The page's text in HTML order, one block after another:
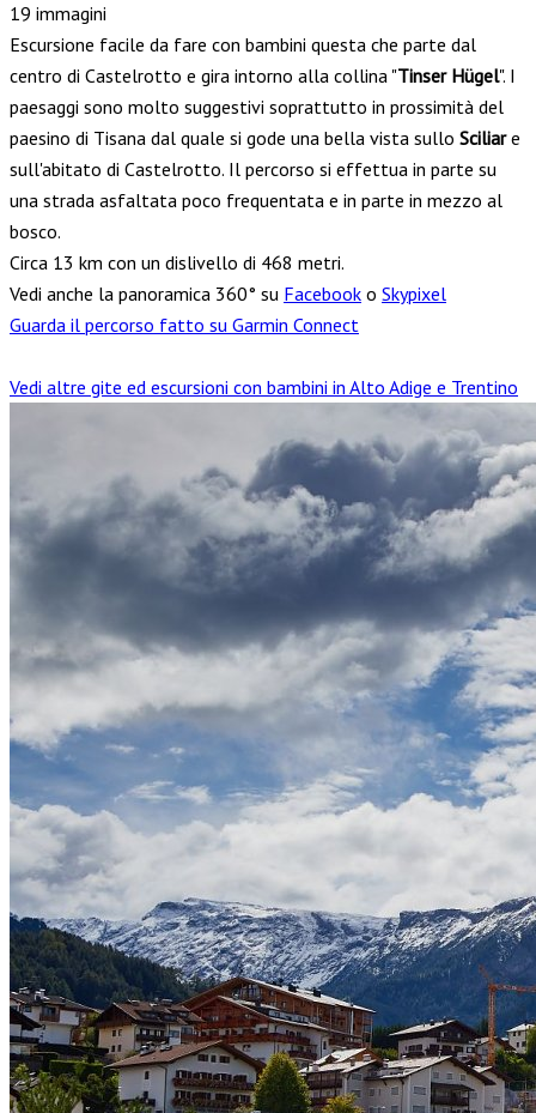
19 immagini
Escursione facile da fare con bambini questa che parte dal
centro di Castelrotto e gira intorno alla collina "Tinser Hügel". I
paesaggi sono molto suggestivi soprattutto in prossimità del
paesino di Tisana dal quale si gode una bella vista sullo Sciliare
sull'abitato di Castelrotto. Il percorso si effettua in parte su
una strada asfaltata poco frequentata e in parte in mezzo al
bosco.
Circa 13 km con un dislivello di 468 metri.
Vedi anche la panoramica 360° su Facebook o Skypixel
Guarda il percorso fatto su Garmin Connect
Vedi altre gite ed escursioni con bambini in Alto Adige e Trentino